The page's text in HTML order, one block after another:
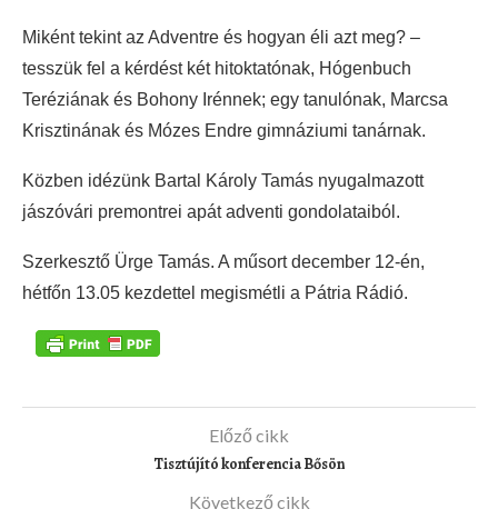
Miként tekint az Adventre és hogyan éli azt meg? –
tesszük fel a kérdést két hitoktatónak, Hógenbuch
Teréziának és Bohony Irénnek; egy tanulónak, Marcsa
Krisztinának és Mózes Endre gimnáziumi tanárnak.
Közben idézünk Bartal Károly Tamás nyugalmazott
jászóvári premontrei apát adventi gondolataiból.
Szerkesztő Ürge Tamás. A műsort december 12-én,
hétfőn 13.05 kezdettel megismétli a Pátria Rádió.
Előző cikk
Tisztújító konferencia Bősön
Következő cikk